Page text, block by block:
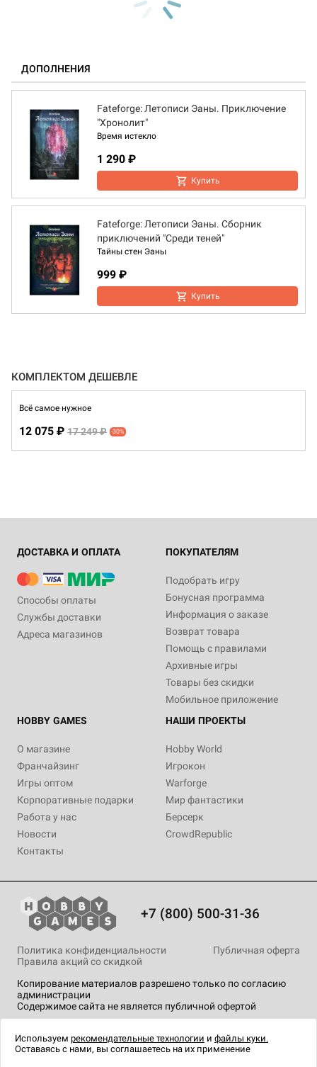
ДОПОЛНЕНИЯ
Fateforge: Летописи Эаны. Приключение
"Хронолит"
Время истекло
1 290 ₽
Купить
Fateforge: Летописи Эаны. Сборник
приключений "Среди теней"
Тайны стен Эаны
999 ₽
Купить
КОМПЛЕКТОМ ДЕШЕВЛЕ
Всё самое нужное
12 075 ₽ 17 249 ₽ -30%
ДОСТАВКА И ОПЛАТА
Способы оплаты
Службы доставки
Адреса магазинов
ПОКУПАТЕЛЯМ
Подобрать игру
Бонусная программа
Информация о заказе
Возврат товара
Помощь с правилами
Архивные игры
Товары без скидки
Мобильное приложение
HOBBY GAMES
О магазине
Франчайзинг
Игры оптом
Корпоративные подарки
Работа у нас
Новости
Контакты
НАШИ ПРОЕКТЫ
Hobby World
Игрокон
Warforge
Мир фантастики
Берсерк
CrowdRepublic
+7 (800) 500-31-36
Копирование материалов разрешено только по согласию
администрации
Содержимое сайта не является публичной офертой
Политика конфиденциальности
Публичная оферта
Правила акций со скидкой
технологии.
Используем рекомендательные технологии и файлы куки.
Оставаясь с нами, вы соглашаетесь на их применение